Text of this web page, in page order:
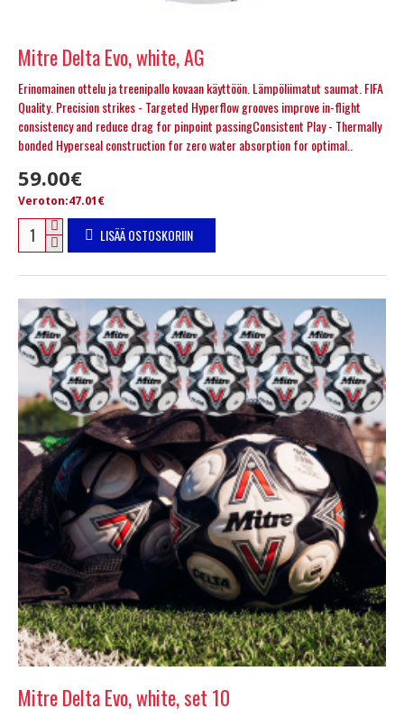
Mitre Delta Evo, white, AG
Erinomainen ottelu ja treenipallo kovaan käyttöön. Lämpöliimatut saumat. FIFA
Quality. Precision strikes - Targeted Hyperflow grooves improve in-flight
consistency and reduce drag for pinpoint passingConsistent Play - Thermally
bonded Hyperseal construction for zero water absorption for optimal..
59.00€
Veroton:47.01€
LISÄÄ OSTOSKORIIN
Mitre Delta Evo, white, set 10